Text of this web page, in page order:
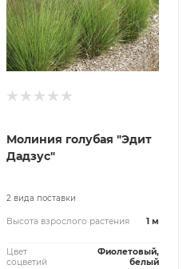
Молиния голубая "Эдит
Дадзус"
2 вида поставки
Высота взрослого растения 1 м
Цвет
соцветий
Фиолетовый,
белый